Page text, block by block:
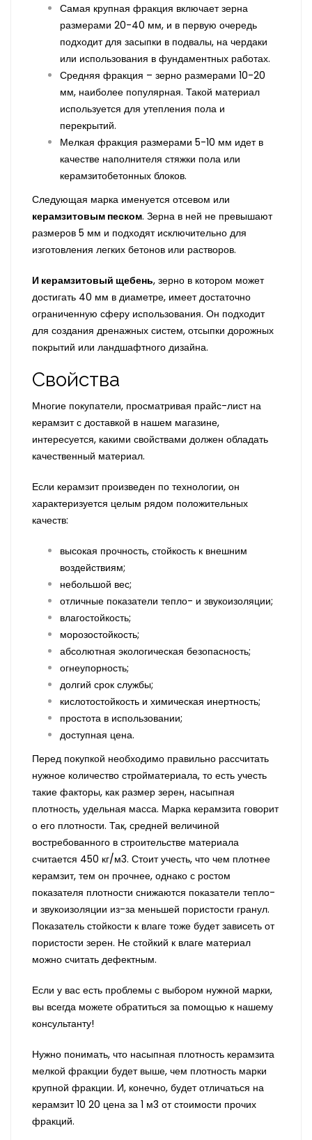
Самая крупная фракция включает зерна
размерами 20-40 мм, и в первую очередь
подходит для засыпки в подвалы, на чердаки
или использования в фундаментных работах.
Средняя фракция – зерно размерами 10-20
мм, наиболее популярная. Такой материал
используется для утепления пола и
перекрытий.
Мелкая фракция размерами 5-10 мм идет в
качестве наполнителя стяжки пола или
керамзитобетонных блоков.
Следующая марка именуется отсевом или
керамзитовым песком. Зерна в ней не превышают
размеров 5 мм и подходят исключительно для
изготовления легких бетонов или растворов.
И керамзитовый щебень, зерно в котором может
достигать 40 мм в диаметре, имеет достаточно
ограниченную сферу использования. Он подходит
для создания дренажных систем, отсыпки дорожных
покрытий или ландшафтного дизайна.
Свойства
Многие покупатели, просматривая прайс-лист на
керамзит с доставкой в нашем магазине,
интересуется, какими свойствами должен обладать
качественный материал.
Если керамзит произведен по технологии, он
характеризуется целым рядом положительных
качеств:
высокая прочность, стойкость к внешним
воздействиям;
небольшой вес;
отличные показатели тепло- и звукоизоляции;
влагостойкость;
морозостойкость;
абсолютная экологическая безопасность;
огнеупорность;
долгий срок службы;
кислотостойкость и химическая инертность;
простота в использовании;
доступная цена.
Перед покупкой необходимо правильно рассчитать
нужное количество стройматериала, то есть учесть
такие факторы, как размер зерен, насыпная
плотность, удельная масса. Марка керамзита говорит
о его плотности. Так, средней величиной
востребованного в строительстве материала
считается 450 кг/м3. Стоит учесть, что чем плотнее
керамзит, тем он прочнее, однако с ростом
показателя плотности снижаются показатели тепло-
и звукоизоляции из-за меньшей пористости гранул.
Показатель стойкости к влаге тоже будет зависеть от
пористости зерен. Не стойкий к влаге материал
можно считать дефектным.
Если у вас есть проблемы с выбором нужной марки,
вы всегда можете обратиться за помощью к нашему
консультанту!
Нужно понимать, что насыпная плотность керамзита
мелкой фракции будет выше, чем плотность марки
крупной фракции. И, конечно, будет отличаться на
керамзит 10 20 цена за 1 м3 от стоимости прочих
фракций.